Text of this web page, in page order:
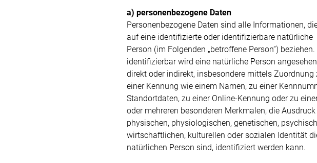
a) personenbezogene Daten
Personenbezogene Daten sind alle Informationen,
auf eine identifizierte oder identifizierbare natürliche
Person (im Folgenden „betroffene Person“)
identifizierbar wird eine natürliche Person
direkt oder indirekt, insbesondere mittels Zuordnung
einer Kennung wie einem Namen, zu einer
Standortdaten, zu einer Online-Kennung oder zu
oder mehreren besonderen Merkmalen, die Ausdruck
physischen, physiologischen, genetischen,
wirtschaftlichen, kulturellen oder sozialen Identität
natürlichen Person sind, identifiziert werden kann.